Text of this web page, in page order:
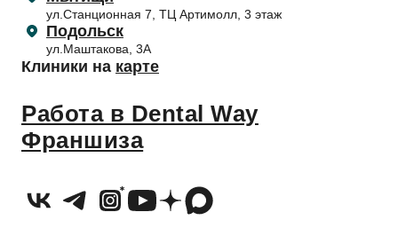
Налоговый вычет
ул.Станционная 7, ТЦ Артимолл, 3 этаж
Подольск
ул.Маштакова, 3А
Клиники на карте
Работа в Dental Way
Франшиза